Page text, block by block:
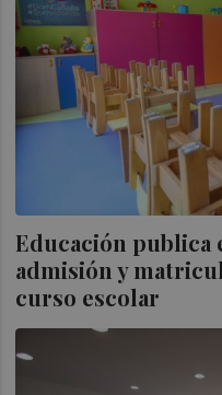
Educación publica
admisión y
curso escolar